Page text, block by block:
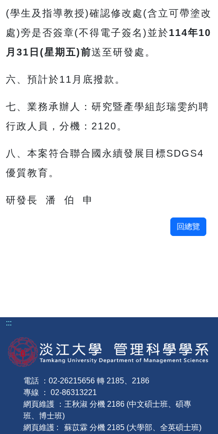
(學生及指導教授)確認修改處(含立可帶塗改
處)旁是否簽章(不得電子簽名)並於114年10
月31 日 (星期五)前送至研發處。
六、預計於11月底撥款。
七、業務承辦人：研究暨產學組彭瑞雯約聘
行政人員，分機：2120。
八、本案符合聯合國永續發展目標SDGS4
優質教育。
研發長 潘 伯 申
回總覽
:::
電話 ：02-26215656 轉 2185、2186
專線 ： 02-86313221
網頁維護 ：王秋淑 分機 2186 (中文碩士班、碩專
班、博士班)
網頁維護 : 蘇苡霖 分機 2185 (大學部、全英碩士班)